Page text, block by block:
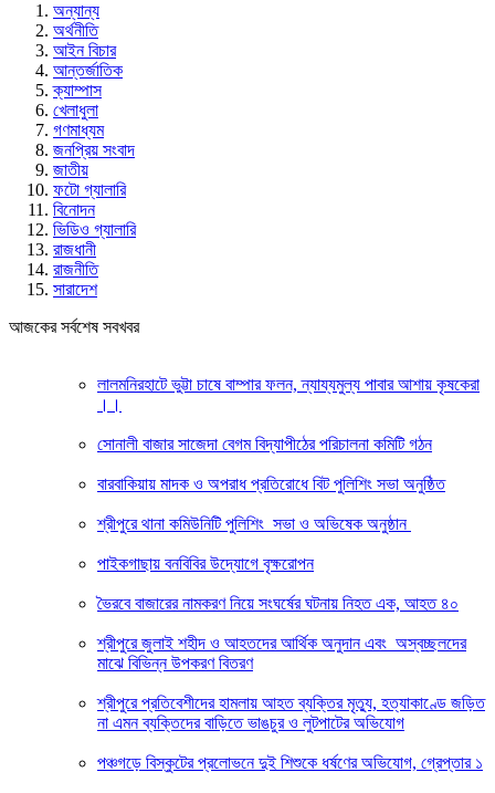
অন্যান্য
অর্থনীতি
আইন বিচার
আন্তর্জাতিক
ক্যাম্পাস
খেলাধুলা
গণমাধ্যম
জনপ্রিয় সংবাদ
জাতীয়
ফটো গ্যালারি
বিনোদন
ভিডিও গ্যালারি
রাজধানী
রাজনীতি
সারাদেশ
আজকের সর্বশেষ সবখবর
লালমনিরহাটে ভুট্টা চাষে বাম্পার ফলন, ন্যায্যমুল্য পাবার আশায় কৃষকেরা
।।
সোনালী বাজার সাজেদা বেগম বিদ্যাপীঠের পরিচালনা কমিটি গঠন
বারবাকিয়ায় মাদক ও অপরাধ প্রতিরোধে বিট পুলিশিং সভা অনুষ্ঠিত
শ্রীপুরে থানা কমিউনিটি পুলিশিং সভা ও অভিষেক অনুষ্ঠান
পাইকগাছায় বনবিবির উদ্যোগে বৃক্ষরোপন
ভৈরবে বাজারের নামকরণ নিয়ে সংঘর্ষের ঘটনায় নিহত এক, আহত ৪০
শ্রীপুরে জুলাই শহীদ ও আহতদের আর্থিক অনুদান এবং অস্বচ্ছলদের
মাঝে বিভিন্ন উপকরণ বিতরণ
শ্রীপুরে প্রতিবেশীদের হামলায় আহত ব্যক্তির মৃত্যু, হত্যাকাণ্ডে জড়িত
না এমন ব্যক্তিদের বাড়িতে ভাঙচুর ও লুটপাটের অভিযোগ
পঞ্চগড়ে বিস্কুটের প্রলোভনে দুই শিশুকে ধর্ষণের অভিযোগ, গ্রেপ্তার ১